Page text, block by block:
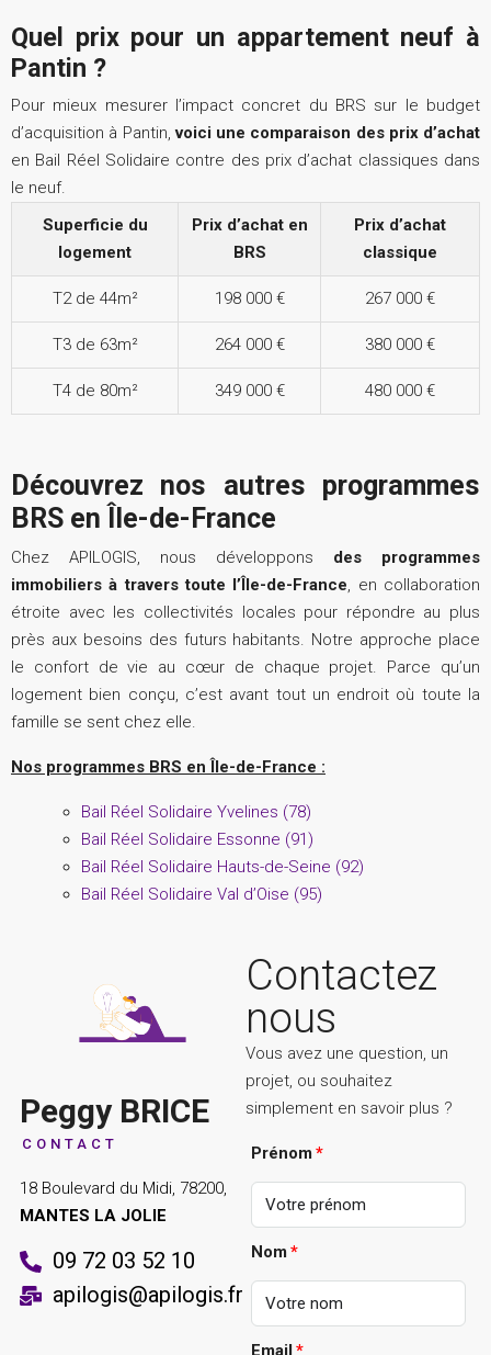
Quel prix pour un appartement neuf à
Pantin ?
Pour mieux mesurer l’impact concret du BRS sur le budget
d’acquisition à Pantin,voici une comparaison des prix d’achat
en Bail Réel Solidaire contre des prix d’achat classiques dans
le neuf.
Superficie du
logement
Prix d’achat en
BRS
Prix d’achat
classique
T2 de 44m² 198 000 € 267 000 €
T3 de 63m² 264 000 € 380 000 €
T4 de 80m² 349 000 € 480 000 €
Découvrez nos autres programmes
BRS en Île-de-France
Chez APILOGIS, nous développons des programmes
immobiliers à travers toute l’Île-de-France, en collaboration
étroite avec les collectivités locales pour répondre au plus
près aux besoins des futurs habitants. Notre approche place
le confort de vie au cœur de chaque projet. Parce qu’un
logement bien conçu, c’est avant tout un endroit où toute la
famille se sent chez elle.
Nos programmes BRS en Île-de-France :
Bail Réel Solidaire Yvelines (78)
Bail Réel Solidaire Essonne (91)
Bail Réel Solidaire Hauts-de-Seine (92)
Bail Réel Solidaire Val d’Oise (95)
Peggy BRICE
CONTACT
18 Boulevard du Midi, 78200,
MANTES LA JOLIE
09 72 03 52 10
apilogis@apilogis.fr
Contactez
nous
Vous avez une question, un
projet, ou souhaitez
simplement en savoir plus ?
Prénom
Nom